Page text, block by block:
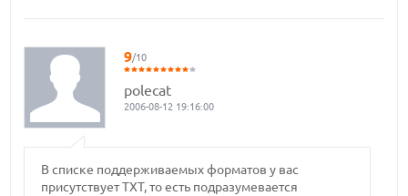
9/10
polecat
2006-08-12 19:16:00
В списке поддерживаемых форматов у вас
присутствует ТХТ, то есть подразумевается